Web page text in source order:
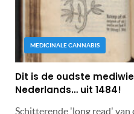
MEDICINALE CANNABIS
Dit is de oudste
Nederlands… uit 1484!
Schitterende 'long read'